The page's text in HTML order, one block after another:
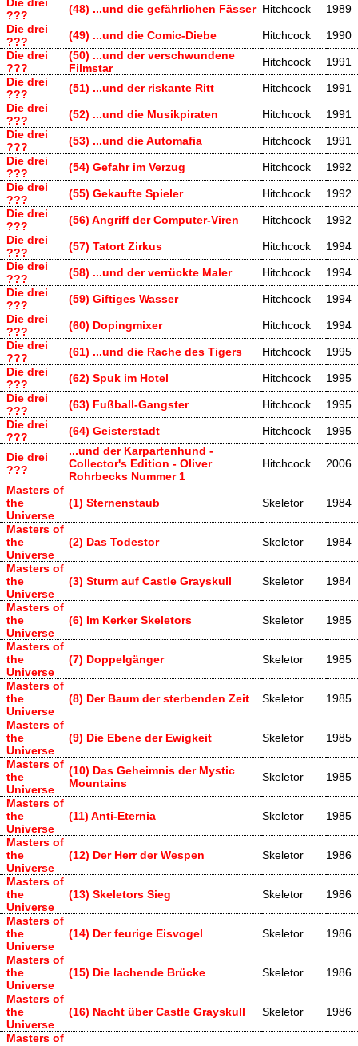
???
(48) ...und die gefährlichen Fässer Hitchcock
1989
Die drei
???
(49) ...und die Comic-Diebe Hitchcock
1990
Die drei
???
(50) ...und der verschwundene
Filmstar
Hitchcock
1991
Die drei
???
(51) ...und der riskante Ritt Hitchcock
1991
Die drei
???
(52) ...und die Musikpiraten Hitchcock
1991
Die drei
???
(53) ...und die Automafia Hitchcock
1991
Die drei
???
(54) Gefahr im Verzug Hitchcock
1992
Die drei
???
(55) Gekaufte Spieler Hitchcock
1992
Die drei
???
(56) Angriff der Computer-Viren Hitchcock
1992
Die drei
???
(57) Tatort Zirkus Hitchcock
1994
Die drei
???
(58) ...und der verrückte Maler Hitchcock
1994
Die drei
???
(59) Giftiges Wasser Hitchcock
1994
Die drei
???
(60) Dopingmixer Hitchcock
1994
Die drei
???
(61) ...und die Rache des Tigers Hitchcock
1995
Die drei
???
(62) Spuk im Hotel Hitchcock
1995
Die drei
???
(63) Fußball-Gangster Hitchcock
1995
Die drei
???
(64) Geisterstadt Hitchcock 1995
Die drei
???
...und der Karpartenhund -
Collector's Edition - Oliver
Rohrbecks Nummer 1
Hitchcock 2006
Masters of
the
Universe
(1) Sternenstaub Skeletor 1984
Masters of
the
Universe
(2) Das Todestor Skeletor 1984
Masters of
the
Universe
(3) Sturm auf Castle Grayskull Skeletor 1984
Masters of
the
Universe
(6) Im Kerker Skeletors Skeletor 1985
Masters of
the
Universe
(7) Doppelgänger Skeletor 1985
Masters of
the
Universe
(8) Der Baum der sterbenden Zeit Skeletor 1985
Masters of
the
Universe
(9) Die Ebene der Ewigkeit Skeletor 1985
Masters of
the
Universe
(10) Das Geheimnis der Mystic
Mountains
Skeletor 1985
Masters of
the
Universe
(11) Anti-Eternia Skeletor 1985
Masters of
the
Universe
(12) Der Herr der Wespen Skeletor 1986
Masters of
the
Universe
(13) Skeletors Sieg Skeletor 1986
Masters of
the
Universe
(14) Der feurige Eisvogel Skeletor 1986
Masters of
the
Universe
(15) Die lachende Brücke Skeletor 1986
Masters of
the
Universe
(16) Nacht über Castle Grayskull Skeletor 1986
Masters of